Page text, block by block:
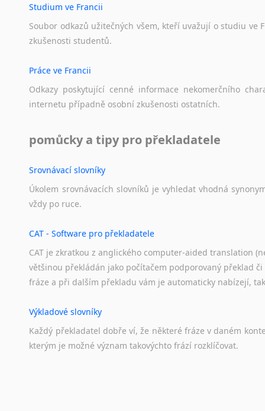
Studium ve Francii
Soubor odkazů užitečných všem, kteří uvažují o studiu ve
zkušenosti studentů.
Práce ve Francii
Odkazy poskytující cenné informace nekomerčního
internetu případně osobní zkušenosti ostatních.
pomůcky a tipy pro překladatele
Srovnávací slovníky
Úkolem srovnávacích slovníků je vyhledat vhodná
vždy po ruce.
CAT - Software pro překladatele
CAT je zkratkou z anglického computer-aided translation
většinou překládán jako počítačem podporovaný překlad
fráze a při dalším překladu vám je automaticky nabízejí,
Výkladové slovníky
Každý překladatel dobře ví, že některé fráze v daném
kterým je možné význam takovýchto frází rozklíčovat.